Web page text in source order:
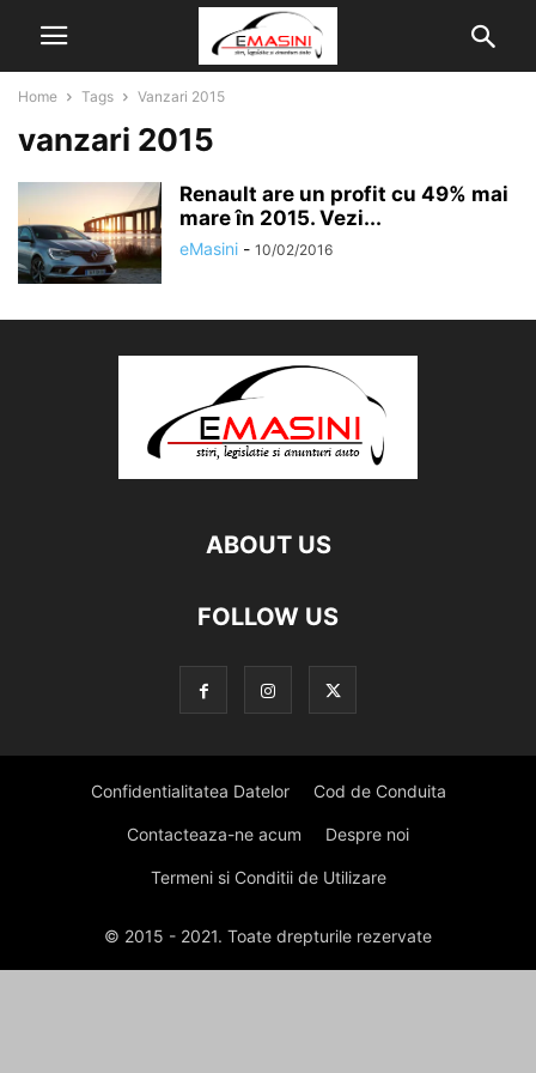
Home Tags Vanzari 2015
vanzari 2015
Renault are un profit cu 49% mai
mare în 2015. Vezi...
eMasini - 10/02/2016
ABOUT US
FOLLOW US
Confidentialitatea Datelor Cod de Conduita
Contacteaza-ne acum Despre noi
Termeni si Conditii de Utilizare
© 2015 - 2021. Toate drepturile rezervate